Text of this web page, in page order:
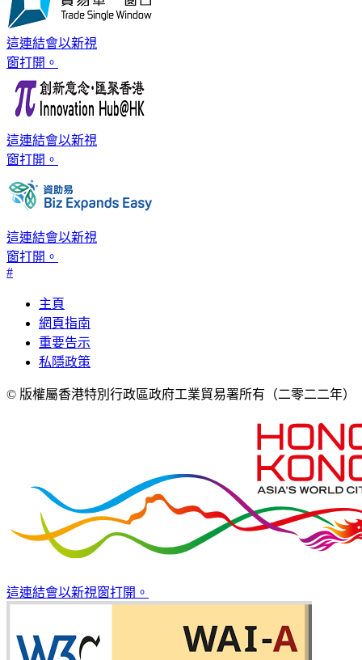
這連結會以新視
窗打開。
這連結會以新視
窗打開。
這連結會以新視
窗打開。
#
主頁
網頁指南
重要告示
私隱政策
© 版權屬香港特別行政區政府工業貿易署所有 （二零二二年）
這連結會以新視窗打開。